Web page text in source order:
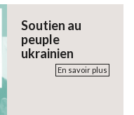
Soutien au
peuple
ukrainien
En savoir plus